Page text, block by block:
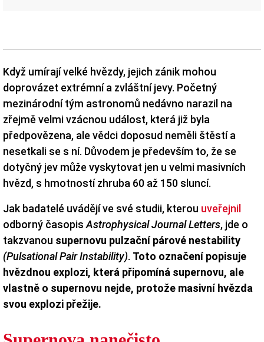
Když umírají velké hvězdy, jejich zánik mohou
doprovázet extrémní a zvláštní jevy. Početný
mezinárodní tým astronomů nedávno narazil na
zřejmě velmi vzácnou událost, která již byla
předpovězena, ale vědci doposud neměli štěstí a
nesetkali se s ní. Důvodem je především to, že se
dotyčný jev může vyskytovat jen u velmi masivních
hvězd, s hmotností zhruba 60 až 150 sluncí.
Jak badatelé uvádějí ve své studii, kterou uveřejnil
odborný časopis Astrophysical Journal Letters, jde o
takzvanou supernovu pulzační párové nestability
(Pulsational Pair Instability). Toto označení popisuje
hvězdnou explozi, která připomíná supernovu, ale
vlastně o supernovu nejde, protože masivní hvězda
svou explozi přežije.